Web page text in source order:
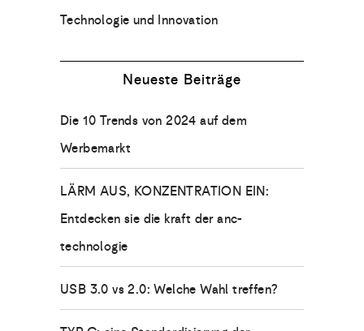
Technologie und Innovation
Neueste Beiträge
Die 10 Trends von 2024 auf dem
Werbemarkt
LÄRM AUS, KONZENTRATION EIN:
Entdecken sie die kraft der anc-
technologie
USB 3.0 vs 2.0: Welche Wahl treffen?